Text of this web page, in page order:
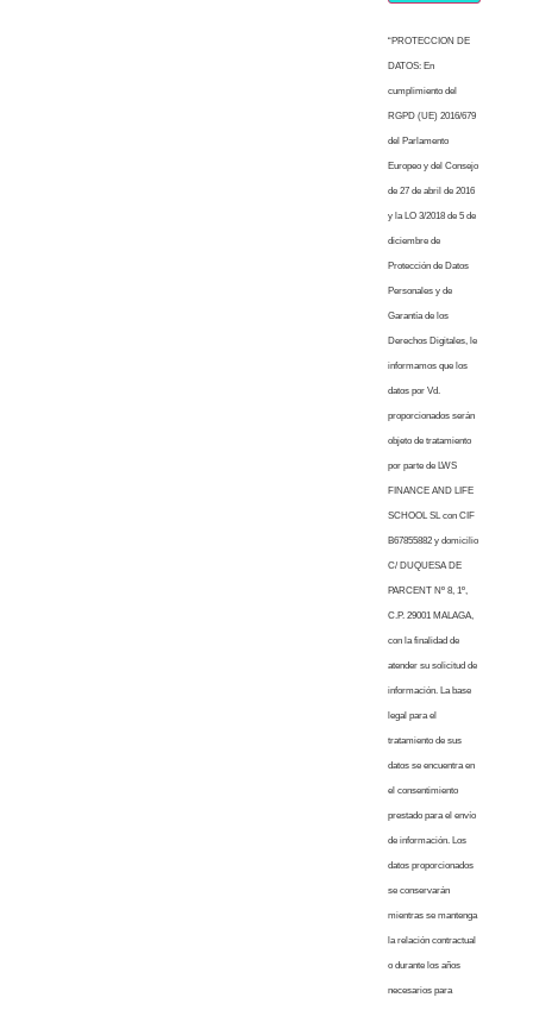
“PROTECCION DE
DATOS: En
cumplimiento del
RGPD (UE) 2016/679
del Parlamento
Europeo y del Consejo
de 27 de abril de 2016
y la LO 3/2018 de 5 de
diciembre de
Protección de Datos
Personales y de
Garantía de los
Derechos Digitales, le
informamos que los
datos por Vd.
proporcionados serán
objeto de tratamiento
por parte de LWS
FINANCE AND LIFE
SCHOOL SL con CIF
B67855882 y domicilio
C/ DUQUESA DE
PARCENT Nº 8, 1º,
C.P. 29001 MALAGA,
con la finalidad de
atender su solicitud de
información. La base
legal para el
tratamiento de sus
datos se encuentra en
el consentimiento
prestado para el envío
de información. Los
datos proporcionados
se conservarán
mientras se mantenga
la relación contractual
o durante los años
necesarios para